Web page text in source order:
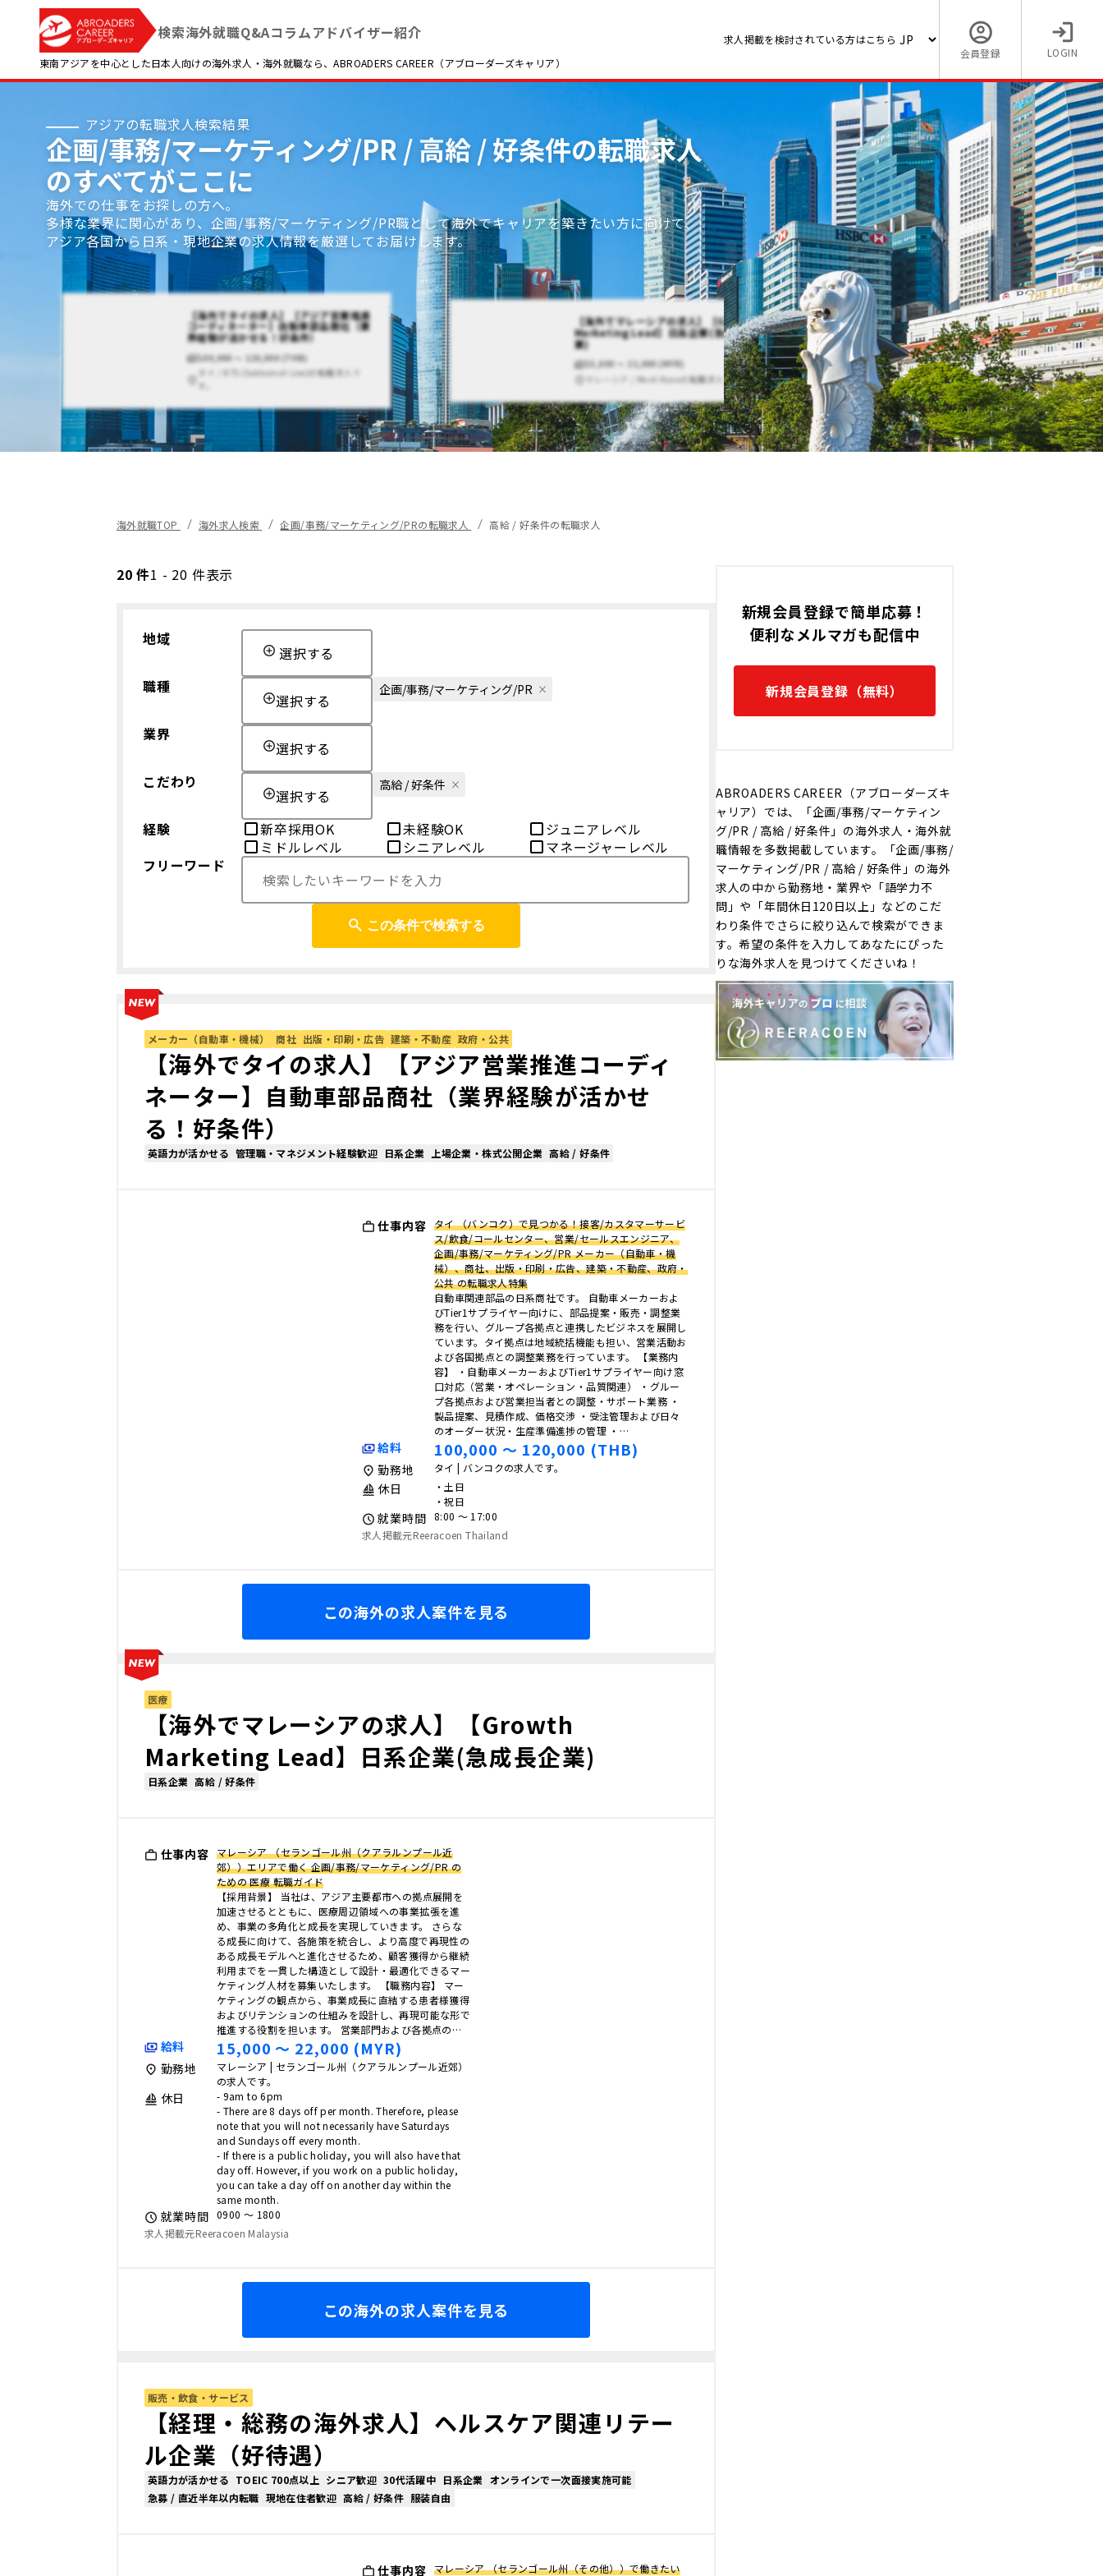
検索海外就職Q&Aコラムアドバイザー紹介
東南アジアを中心とした日本人向けの海外求人・海外就職なら、ABROADERS CAREER（アブローダーズキャリア）
求人掲載を検討されている方はこちら
会員登録
LOGIN
アジアの転職求人検索結果
企画/事務/マーケティング/PR / 高給 / 好条件の転職求人
のすべてがここに
海外での仕事をお探しの方へ。
多様な業界に関心があり、企画/事務/マーケティング/PR職として海外でキャリアを築きたい方に向けて、
アジア各国から日系・現地企業の求人情報を厳選してお届けします。
【海外でタイの求人】【アジア営業推進
コーディネーター】自動車部品商社（業
界経験が活かせる！好条件）
100,000 〜 120,000 (THB)
タイ / BTS (Sukhumvit Line)の転職求人で
す。
【海外でマレーシアの求人】【Growth
Marketing Lead】日系企業(急成長企
業)
15,000 〜 22,000 (MYR)
マレーシア / Mont Kiaraの転職求人です。
【経理・総務の海外求人】ヘ
連リテール企業（好待遇）
10,000 〜 12,000 (MYR)
マレーシア / Kota Damansara/
Jayaの転職求人です。
海外就職TOP 海外求人検索 企画/事務/マーケティング/PRの転職求人 高給 / 好条件の転職求人
新規会員登録で簡単応募！
便利なメルマガも配信中
新規会員登録（無料）
ABROADERS CAREER（アブローダーズキ
ャリア）では、「企画/事務/マーケティン
グ/PR / 高給 / 好条件」の海外求人・海外就
職情報を多数掲載しています。「企画/事務/
マーケティング/PR / 高給 / 好条件」の海外
求人の中から勤務地・業界や「語学力不
問」や「年間休日120日以上」などのこだ
わり条件でさらに絞り込んで検索ができま
す。希望の条件を入力してあなたにぴった
りな海外求人を見つけてくださいね！
20 件1 - 20 件表示
地域
選択する
職種
選択する
企画/事務/マーケティング/PR
業界
選択する
こだわり
選択する
高給 / 好条件
経験 新卒採用OK 未経験OK
ジュニアレベル
ミドルレベル
シニアレベル
マネージャーレベル
フリーワード
この条件で検索する
メーカー（自動車・機械） 商社 出版・印刷・広告 建築・不動産 政府・公共
【海外でタイの求人】【アジア営業推進コーディ
ネーター】自動車部品商社（業界経験が活かせ
る！好条件）
英語力が活かせる 管理職・マネジメント経験歓迎 日系企業 上場企業・株式公開企業 高給 / 好条件
仕事内容 タイ （バンコク）で見つかる！接客/カスタマーサービ
ス/飲食/コールセンター、営業/セールスエンジニア、
企画/事務/マーケティング/PR メーカー（自動車・機
械）、商社、出版・印刷・広告、建築・不動産、政府・
公共 の転職求人特集
自動車関連部品の日系商社です。 自動車メーカーおよ
びTier1サプライヤー向けに、部品提案・販売・調整業
務を行い、グループ各拠点と連携したビジネスを展開し
ています。タイ拠点は地域統括機能も担い、営業活動お
よび各国拠点との調整業務を行っています。 【業務内
容】 ・自動車メーカーおよびTier1サプライヤー向け窓
口対応（営業・オペレーション・品質関連） ・グルー
プ各拠点および営業担当者との調整・サポート業務 ・
製品提案、見積作成、価格交渉 ・受注管理および日々
のオーダー状況・生産準備進捗の管理 ・…
給料 100,000 〜 120,000 (THB)
勤務地 タイ | バンコクの求人です。
休日
・土日
・祝日
就業時間
8:00 〜 17:00
求人掲載元Reeracoen Thailand
この海外の求人案件を見る
医療
【海外でマレーシアの求人】【Growth
Marketing Lead】日系企業(急成長企業)
日系企業 高給 / 好条件
仕事内容 マレーシア （セランゴール州（クアラルンプール近
郊））エリアで働く 企画/事務/マーケティング/PR の
ための 医療 転職ガイド
【採用背景】 当社は、アジア主要都市への拠点展開を
加速させるとともに、医療周辺領域への事業拡張を進
め、事業の多角化と成長を実現していきます。 さらな
る成長に向けて、各施策を統合し、より高度で再現性の
ある成長モデルへと進化させるため、顧客獲得から継続
利用までを一貫した構造として設計・最適化できるマー
ケティング人材を募集いたします。 【職務内容】 マー
ケティングの観点から、事業成長に直結する患者様獲得
およびリテンションの仕組みを設計し、再現可能な形で
推進する役割を担います。 営業部門および各拠点の…
給料 15,000 〜 22,000 (MYR)
勤務地
マレーシア | セランゴール州（クアラルンプール近郊）
の求人です。
休日
- 9am to 6pm
- There are 8 days off per month. Therefore, please
note that you will not necessarily have Saturdays
and Sundays off every month.
- If there is a public holiday, you will also have that
day off. However, if you work on a public holiday,
you can take a day off on another day within the
same month.
就業時間 0900 〜 1800
求人掲載元Reeracoen Malaysia
この海外の求人案件を見る
販売・飲食・サービス
【経理・総務の海外求人】ヘルスケア関連リテー
ル企業（好待遇）
英語力が活かせる TOEIC 700点以上 シニア歓迎 30代活躍中 日系企業 オンラインで一次面接実施可能
急募 / 直近半年以内転職 現地在住者歓迎 高給 / 好条件 服装自由
仕事内容 マレーシア （セランゴール州（その他））で働きたい